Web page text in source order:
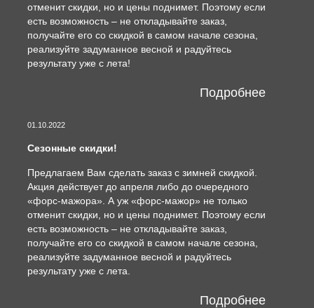
отменит скидки, но и цены поднимет. Поэтому если
есть возможность – не откладывайте заказ,
получайте его со скидкой в самом начале сезона,
реализуйте задуманное весной и радуйтесь
результату уже с лета!
Подробнее
01.10.2022
Сезонные скидки!
Предлагаем Вам сделать заказ с зимней скидкой.
Акция действует до апреля либо до очередного
«форс-мажора». А уж «форс-мажор» не только
отменит скидки, но и цены поднимет. Поэтому если
есть возможность – не откладывайте заказ,
получайте его со скидкой в самом начале сезона,
реализуйте задуманное весной и радуйтесь
результату уже с лета.
Подробнее